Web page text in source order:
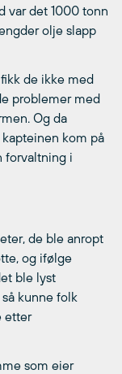
var det 1000 tonn
olje slapp
de ikke med
problemer med
Og da
kom på
forvaltning i
de ble anropt
og ifølge
ble lyst
kunne folk
etter
som eier